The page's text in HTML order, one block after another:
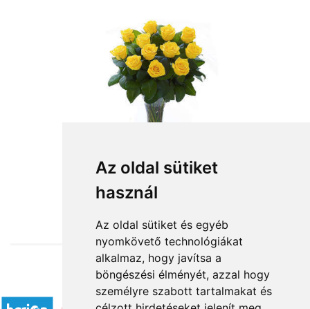
Az oldal sütiket
használ
Az oldal sütiket és egyéb
nyomkövető technológiákat
alkalmaz, hogy javítsa a
böngészési élményét, azzal hogy
személyre szabott tartalmakat és
from HUF3,800
Accepted payment methods